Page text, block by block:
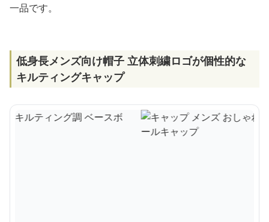
一品です。
低身長メンズ向け帽子 立体刺繍ロゴが個性的な
キルティングキャップ